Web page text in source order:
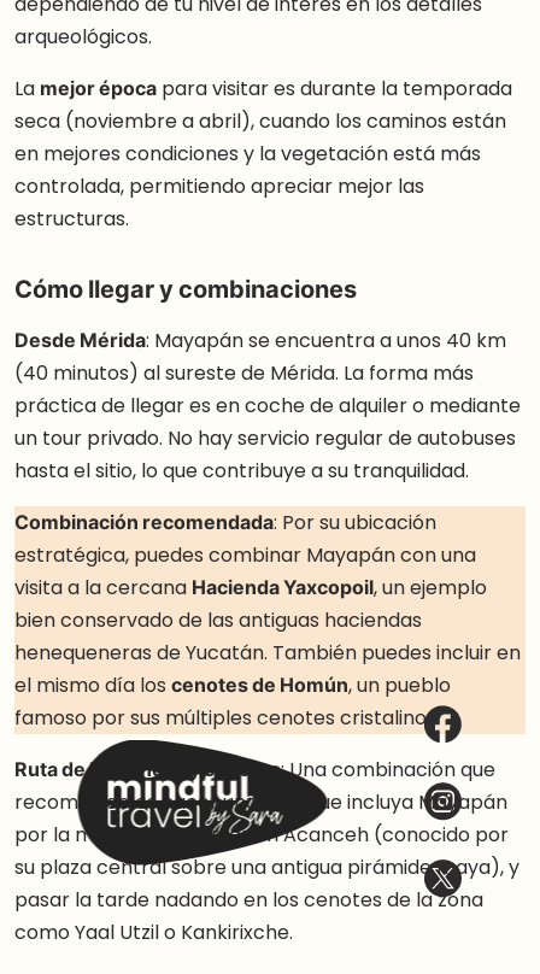
arqueológicos.
La mejor época para visitar es durante la temporada
seca (noviembre a abril), cuando los caminos están
en mejores condiciones y la vegetación está más
controlada, permitiendo apreciar mejor las
estructuras.
Cómo llegar y combinaciones
Desde Mérida: Mayapán se encuentra a unos 40 km
(40 minutos) al sureste de Mérida. La forma más
práctica de llegar es en coche de alquiler o mediante
un tour privado. No hay servicio regular de autobuses
hasta el sitio, lo que contribuye a su tranquilidad.
Combinación recomendada: Por su ubicación
estratégica, puedes combinar Mayapán con una
visita a la cercana Hacienda Yaxcopoil, un ejemplo
bien conservado de las antiguas haciendas
henequeneras de Yucatán. También puedes incluir en
el mismo día los cenotes de Homún, un pueblo
famoso por sus múltiples cenotes cristalinos.
Ruta de haciendas y cenotes: Una combinación que
recomiendo es hacer una ruta que incluya Mayapán
por la mañana, almorzar en Acanceh (conocido por
su plaza central sobre una antigua pirámide maya), y
pasar la tarde nadando en los cenotes de la zona
como Yaal Utzil o Kankirixche.